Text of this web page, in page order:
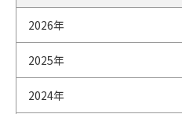
2026年
2025年
2024年